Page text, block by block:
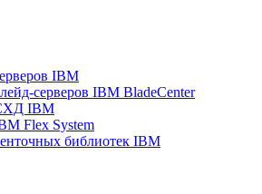
IBM
серверов IBM BladeCenter
IBM
Flex System
библиотек IBM